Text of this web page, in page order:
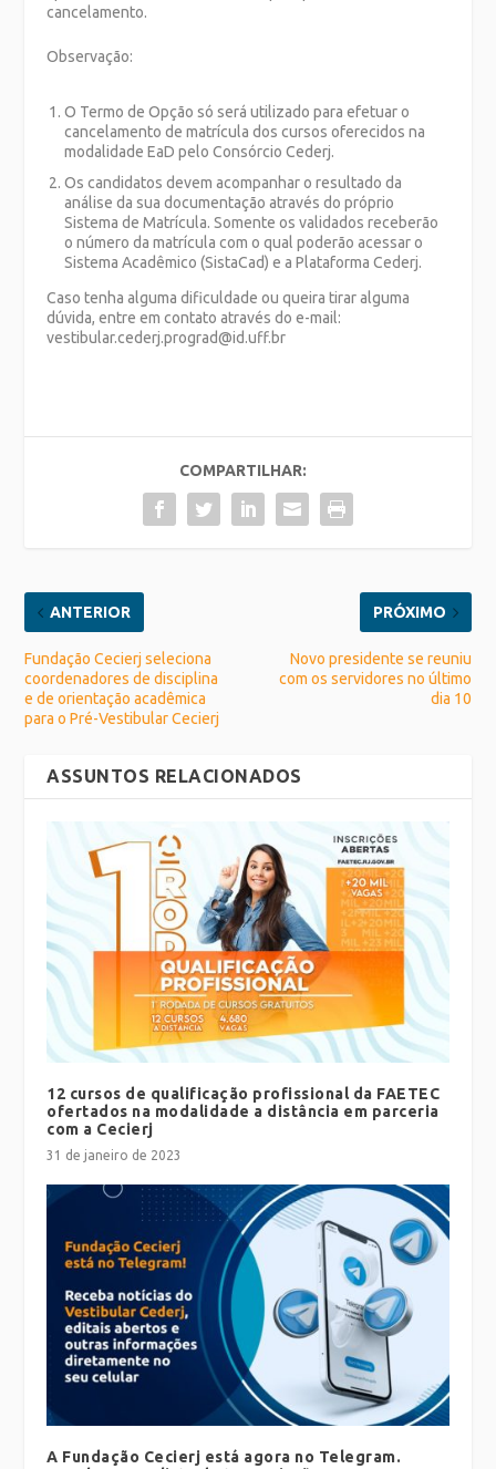
cancelamento.
Observação:
O Termo de Opção só será utilizado para efetuar o
cancelamento de matrícula dos cursos oferecidos na
modalidade EaD pelo Consórcio Cederj.
Os candidatos devem acompanhar o resultado da
análise da sua documentação através do próprio
Sistema de Matrícula. Somente os validados receberão
o número da matrícula com o qual poderão acessar o
Sistema Acadêmico (SistaCad) e a Plataforma Cederj.
Caso tenha alguma dificuldade ou queira tirar alguma
dúvida, entre em contato através do e-mail:
vestibular.cederj.prograd@id.uff.br
COMPARTILHAR:
ANTERIOR
Fundação Cecierj seleciona
coordenadores de disciplina
e de orientação acadêmica
para o Pré-Vestibular Cecierj
PRÓXIMO
Novo presidente se reuniu
com os servidores no último
dia 10
ASSUNTOS RELACIONADOS
12 cursos de qualificação profissional da FAETEC
ofertados na modalidade a distância em parceria
com a Cecierj
31 de janeiro de 2023
A Fundação Cecierj está agora no Telegram.